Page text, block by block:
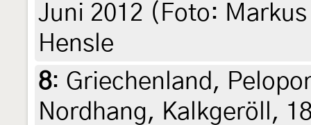
Juni 2012 (Foto:
Hensle
8: Griechenland,
Nordhang, Kalkgeröll,